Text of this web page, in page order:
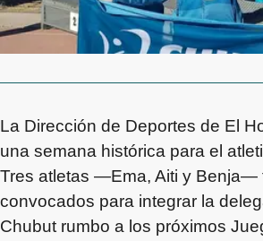
La Dirección de Deportes de El
una semana histórica para el
Tres atletas —Ema, Aiti y Benja—
convocados para integrar la
Chubut rumbo a los próximos